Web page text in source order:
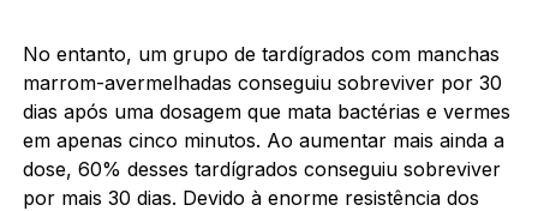
No entanto, um grupo de tardígrados com manchas
marrom-avermelhadas conseguiu sobreviver por 30
dias após uma dosagem que mata bactérias e vermes
em apenas cinco minutos. Ao aumentar mais ainda a
dose, 60% desses tardígrados conseguiu sobreviver
por mais 30 dias. Devido à enorme resistência dos